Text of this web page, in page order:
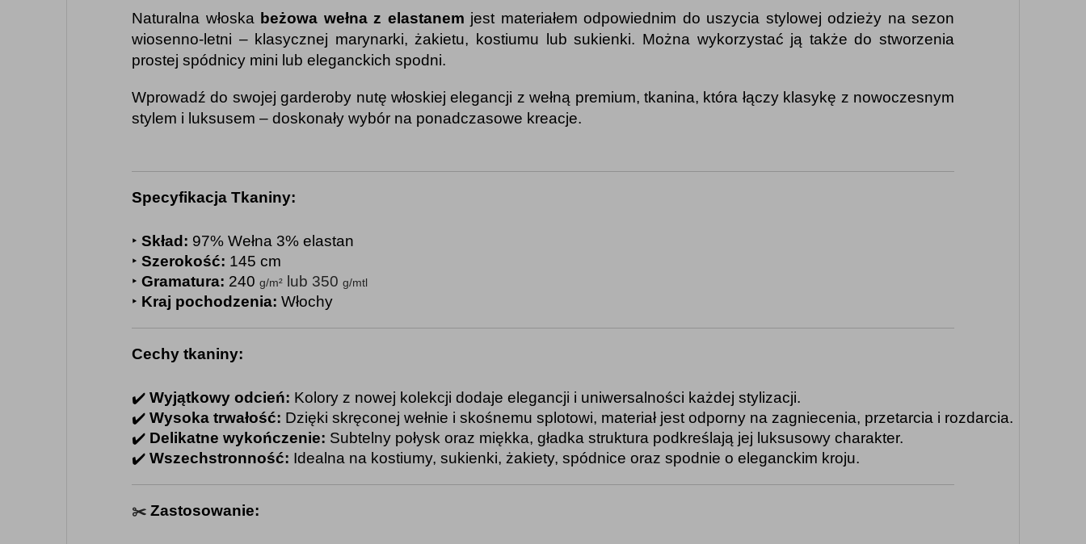
Naturalna włoska beżowa wełna z elastanem jest materiałem odpowiednim do uszycia stylowej odzieży na sezon
wiosenno-letni – klasycznej marynarki, żakietu, kostiumu lub sukienki. Można wykorzystać ją także do stworzenia
prostej spódnicy mini lub eleganckich spodni.
Wprowadź do swojej garderoby nutę włoskiej elegancji z wełną premium, tkanina, która łączy klasykę z nowoczesnym
stylem i luksusem – doskonały wybór na ponadczasowe kreacje.
Specyfikacja Tkaniny:
‣ Skład: 97% Wełna 3% elastan
‣ Szerokość: 145 cm
‣ Gramatura: 240 g/m² lub 350 g/mtl
‣ Kraj pochodzenia: Włochy
Cechy tkaniny:
✔️ Wyjątkowy odcień: Kolory z nowej kolekcji dodaje elegancji i uniwersalności każdej stylizacji.
✔️ Wysoka trwałość: Dzięki skręconej wełnie i skośnemu splotowi, materiał jest odporny na zagniecenia, przetarcia i rozdarcia.
✔️ Delikatne wykończenie: Subtelny połysk oraz miękka, gładka struktura podkreślają jej luksusowy charakter.
✔️ Wszechstronność: Idealna na kostiumy, sukienki, żakiety, spódnice oraz spodnie o eleganckim kroju.
✂️ Zastosowanie: